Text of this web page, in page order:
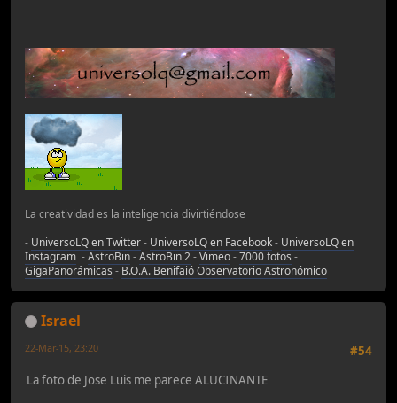
La creatividad es la inteligencia divirtiéndose
- UniversoLQ en Twitter- UniversoLQ en Facebook- UniversoLQ en
Instagram -AstroBin-AstroBin 2-Vimeo-7000 fotos -
GigaPanorámicas - B.O.A. Benifaió Observatorio Astronómico
Israel
#54
22-Mar-15, 23:20
La foto de Jose Luis me parece ALUCINANTE